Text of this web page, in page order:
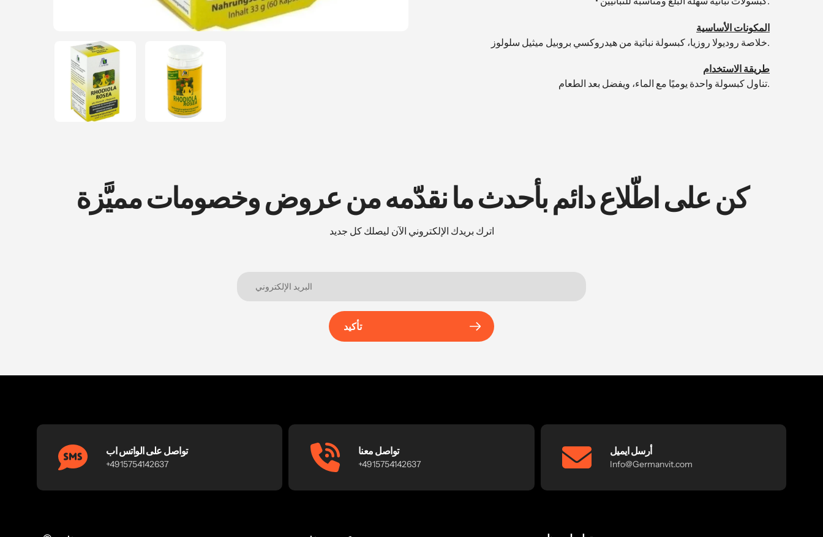
المكونات الأساسية
خلاصة روديولا روزيا، كبسولة نباتية من هيدروكسي بروبيل ميثيل سلولوز.
طريقة الاستخدام
تناول كبسولة واحدة يوميًا مع الماء، ويفضل بعد الطعام.
كن على اطّلاع دائم بأحدث ما نقدّمه من عروض وخصومات مميَّزة
اترك بريدك الإلكتروني الآن ليصلك كل جديد
تأكيد
تواصل على الواتس اب
+4915754142637
تواصل معنا
+4915754142637
أرسل ايميل
Info@Germanvit.com